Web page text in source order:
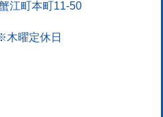
江町本町11-50
曜定休日